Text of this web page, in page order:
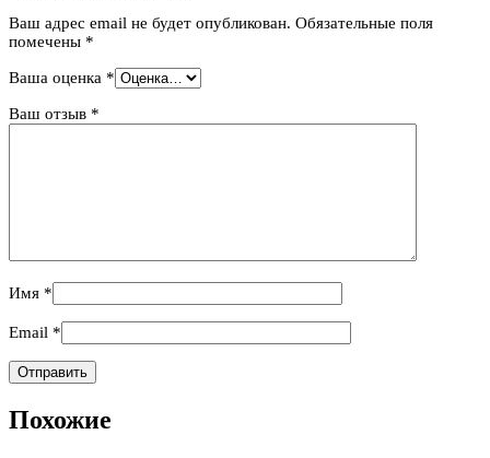
Ваш адрес email не будет опубликован. Обязательные поля
помечены *
Ваша оценка *
Ваш отзыв *
Имя *
Email *
Похожие